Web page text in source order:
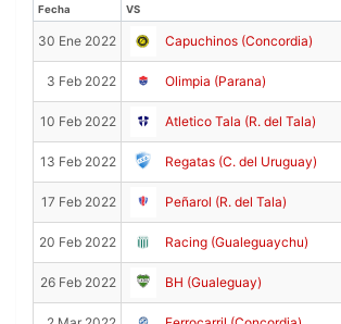
Fecha VS
30 Ene 2022 Capuchinos (Concordia)
3 Feb 2022 Olimpia (Parana)
10 Feb 2022 Atletico Tala (R. del Tala)
13 Feb 2022 Regatas (C. del Uruguay)
17 Feb 2022 Peñarol (R. del Tala)
20 Feb 2022 Racing (Gualeguaychu)
26 Feb 2022 BH (Gualeguay)